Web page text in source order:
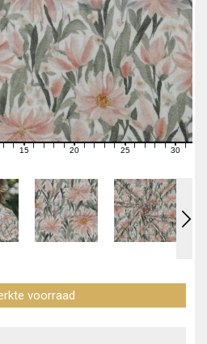
14 151617181920 21222324 252627282930 31
voorraad